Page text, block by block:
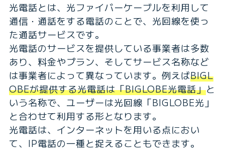
光電話とは、光ファイバーケーブルを利用して
通信・通話をする電話のことで、光回線を使っ
た通話サービスです。
光電話のサービスを提供している事業者は多数
あり、料金やプラン、そしてサービス名称など
は事業者によって異なっています。例えばBIGL
OBEが提供する光電話は「BIGLOBE光電話」と
いう名称で、ユーザーは光回線「BIGLOBE光」
と合わせて利用する形となります。
光電話は、インターネットを用いる点におい
て、IP電話の一種と捉えることもできます。